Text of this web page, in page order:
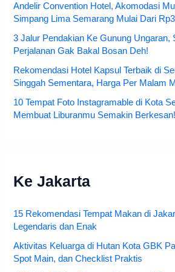
Andelir Convention Hotel, Akomodasi
Simpang Lima Semarang Mulai Dari
3 Jalur Pendakian Ke Gunung Ungaran,
Perjalanan Gak Bakal Bosan Deh!
Rekomendasi Hotel Kapsul Terbaik di
Singgah Sementara, Harga Per Malam
10 Tempat Foto Instagramable di Kota
Membuat Liburanmu Semakin Berkesan!
Ke Jakarta
15 Rekomendasi Tempat Makan di
Legendaris dan Enak
Aktivitas Keluarga di Hutan Kota GBK
Spot Main, dan Checklist Praktis